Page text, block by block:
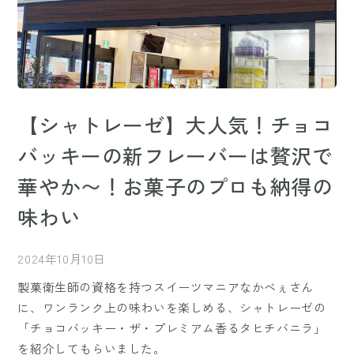
【シャトレーゼ】大人気！チョコ
バッキーの新フレーバーは贅沢で
華やか〜！お菓子のプロも納得の
味わい
2024年10月10日
製菓衛生師の資格を持つスイーツマニアなかべぇさん
に、ワンランク上の味わいを楽しめる、シャトレーゼの
「チョコバッキー・ザ・プレミアム香るタヒチバニラ」
を紹介してもらいました。